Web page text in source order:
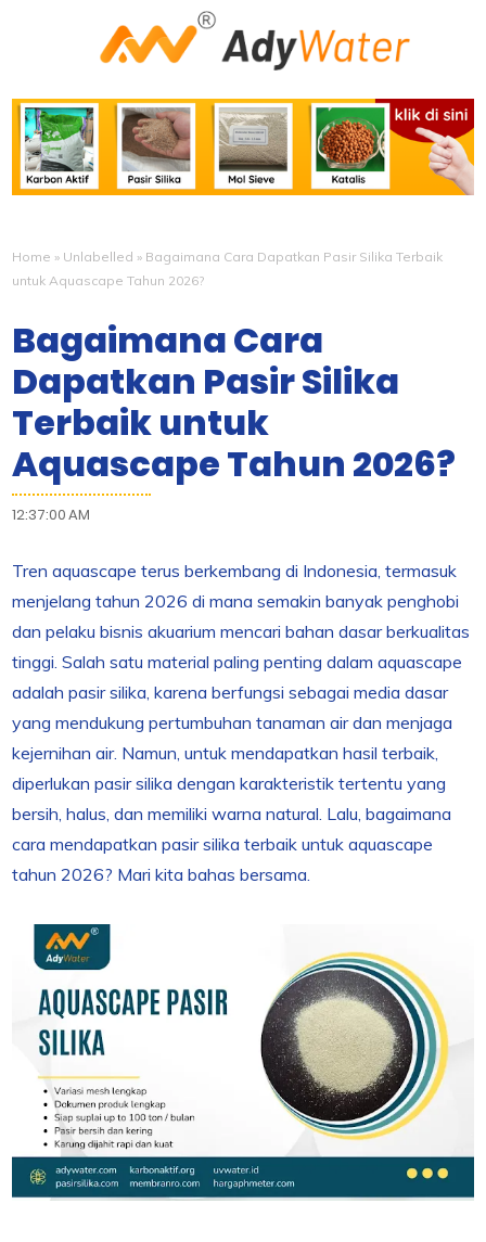
Home » Unlabelled » Bagaimana Cara Dapatkan Pasir Silika Terbaik
untuk Aquascape Tahun 2026?
Bagaimana Cara
Dapatkan Pasir Silika
Terbaik untuk
Aquascape Tahun 2026?
12:37:00 AM
Tren aquascape terus berkembang di Indonesia, termasuk
menjelang tahun 2026 di mana semakin banyak penghobi
dan pelaku bisnis akuarium mencari bahan dasar berkualitas
tinggi. Salah satu material paling penting dalam aquascape
adalah pasir silika, karena berfungsi sebagai media dasar
yang mendukung pertumbuhan tanaman air dan menjaga
kejernihan air. Namun, untuk mendapatkan hasil terbaik,
diperlukan pasir silika dengan karakteristik tertentu yang
bersih, halus, dan memiliki warna natural. Lalu, bagaimana
cara mendapatkan pasir silika terbaik untuk aquascape
tahun 2026? Mari kita bahas bersama.